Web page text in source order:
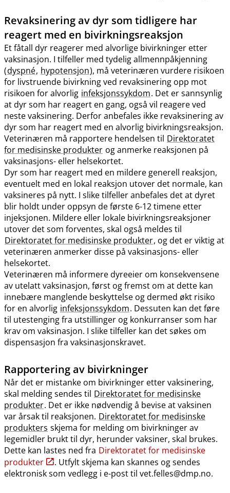
Revaksinering av dyr som tidligere har
reagert med en bivirkningsreaksjon
Et fåtall dyr reagerer med alvorlige bivirkninger etter
vaksinasjon. I tilfeller med tydelig allmennpåkjenning
(dyspné, hypotensjon), må veterinæren vurdere risikoen
for livstruende bivirkning ved revaksinering opp mot
risikoen for alvorlig infeksjonssykdom. Det er sannsynlig
at dyr som har reagert en gang, også vil reagere ved
neste vaksinering. Derfor anbefales ikke revaksinering av
dyr som har reagert med en alvorlig bivirkningsreaksjon.
Veterinæren må rapportere hendelsen til Direktoratet
for medisinske produkter og anmerke reaksjonen på
vaksinasjons- eller helsekortet.
Dyr som har reagert med en mildere generell reaksjon,
eventuelt med en lokal reaksjon utover det normale, kan
vaksineres på nytt. I slike tilfeller anbefales det at dyret
blir holdt under oppsyn de første 6-12 timene etter
injeksjonen. Mildere eller lokale bivirkningsreaksjoner
utover det som forventes, skal også meldes til
Direktoratet for medisinske produkter, og det er viktig at
veterinæren anmerker disse på vaksinasjons- eller
helsekortet.
Veterinæren må informere dyreeier om konsekvensene
av utelatt vaksinasjon, først og fremst om at dette kan
innebære manglende beskyttelse og dermed økt risiko
for en alvorlig infeksjonssykdom. Dessuten kan det føre
til utestenging fra utstillinger og konkurranser som har
krav om vaksinasjon. I slike tilfeller kan det søkes om
dispensasjon fra vaksinasjonskravet.
Rapportering av bivirkninger
Når det er mistanke om bivirkninger etter vaksinering,
skal melding sendes til Direktoratet for medisinske
produkter. Det er ikke nødvendig å bevise at vaksinen
var årsak til reaksjonen. Direktoratet for medisinske
produkters skjema for melding om bivirkninger av
legemidler brukt til dyr, herunder vaksiner, skal brukes.
Dette kan lastes ned fra Direktoratet for medisinske
produkter
. Utfylt skjema kan skannes og sendes
elektronisk som vedlegg i e-post til vet.felles@dmp.no.